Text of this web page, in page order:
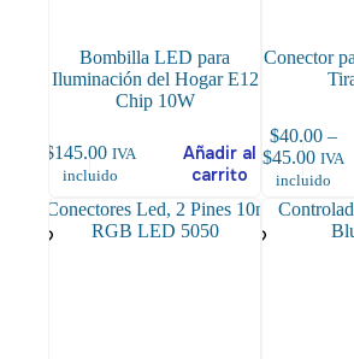
Bombilla LED para
Iluminación del Hogar E12
Chip 10W
$145.00 IVA
incluido
Añadir al
carrito
Conector
$40.00 –
$45.00Price
range:
IVA
incluido
Este
producto
tiene
múltiples
variantes.